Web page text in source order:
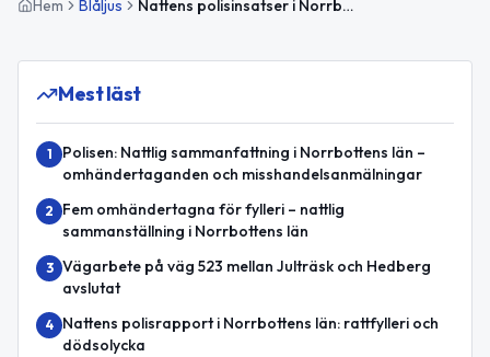
Hem Blåljus Nattens polisinsatser i Norrbotten: Hot, rattfylleri och bilbrand
Mest läst
1
Polisen: Nattlig sammanfattning i Norrbottens län –
omhändertaganden och misshandelsanmälningar
2
Fem omhändertagna för fylleri – nattlig
sammanställning i Norrbottens län
3 Vägarbete på väg 523 mellan Julträsk och Hedberg
avslutat
4
Nattens polisrapport i Norrbottens län: rattfylleri och
dödsolycka